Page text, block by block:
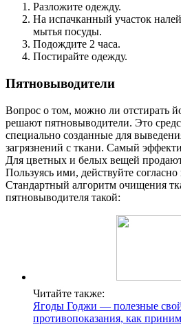
Разложите одежду.
На испачканный участок
мытья посуды.
Подождите 2 часа.
Постирайте одежду.
Пятновыводители
Вопрос о том, можно ли отстирать
решают пятновыводители. Это
специально созданные для
загрязнений с ткани. Самый
Для цветных и белых вещей
Пользуясь ими, действуйте
Стандартный алгоритм очищения
пятновыводителя такой:
Читайте также:
Ягоды Годжи — полезные
противопоказания, как